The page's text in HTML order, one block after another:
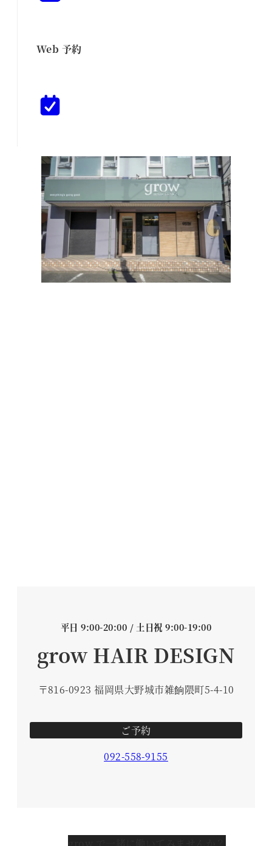
Web 予約
平日 9:00-20:00 / 土日祝 9:00-19:00
grow HAIR DESIGN
〒816-0923 福岡県大野城市雑餉隈町5-4-10
ご予約
092-558-9155